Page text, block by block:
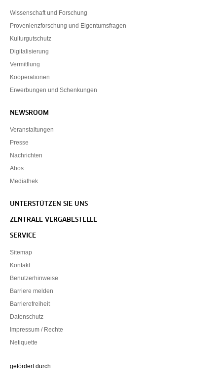
Wissenschaft und Forschung
Provenienzforschung und Eigentumsfragen
Kulturgutschutz
Digitalisierung
Vermittlung
Kooperationen
Erwerbungen und Schenkungen
NEWSROOM
Veranstaltungen
Presse
Nachrichten
Abos
Mediathek
UNTERSTÜTZEN SIE UNS
ZENTRALE VERGABESTELLE
SERVICE
Sitemap
Kontakt
Benutzerhinweise
Barriere melden
Barrierefreiheit
Datenschutz
Impressum / Rechte
Netiquette
gefördert durch